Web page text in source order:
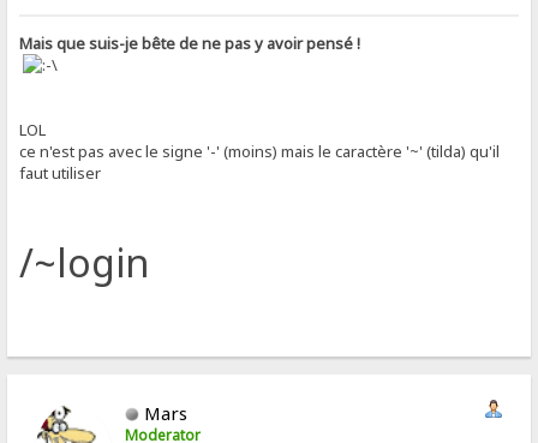
Mais que suis-je bête de ne pas y avoir pensé !
LOL
ce n'est pas avec le signe '-' (moins) mais le caractère '~' (tilda) qu'il
faut utiliser
/~login
Mars
Moderator